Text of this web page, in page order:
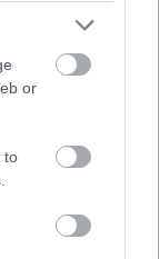
or
to
Perez
Red
jár a cseréért –
volt bent az
A
teszik, így